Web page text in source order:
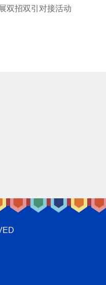
展双招双引对接活动